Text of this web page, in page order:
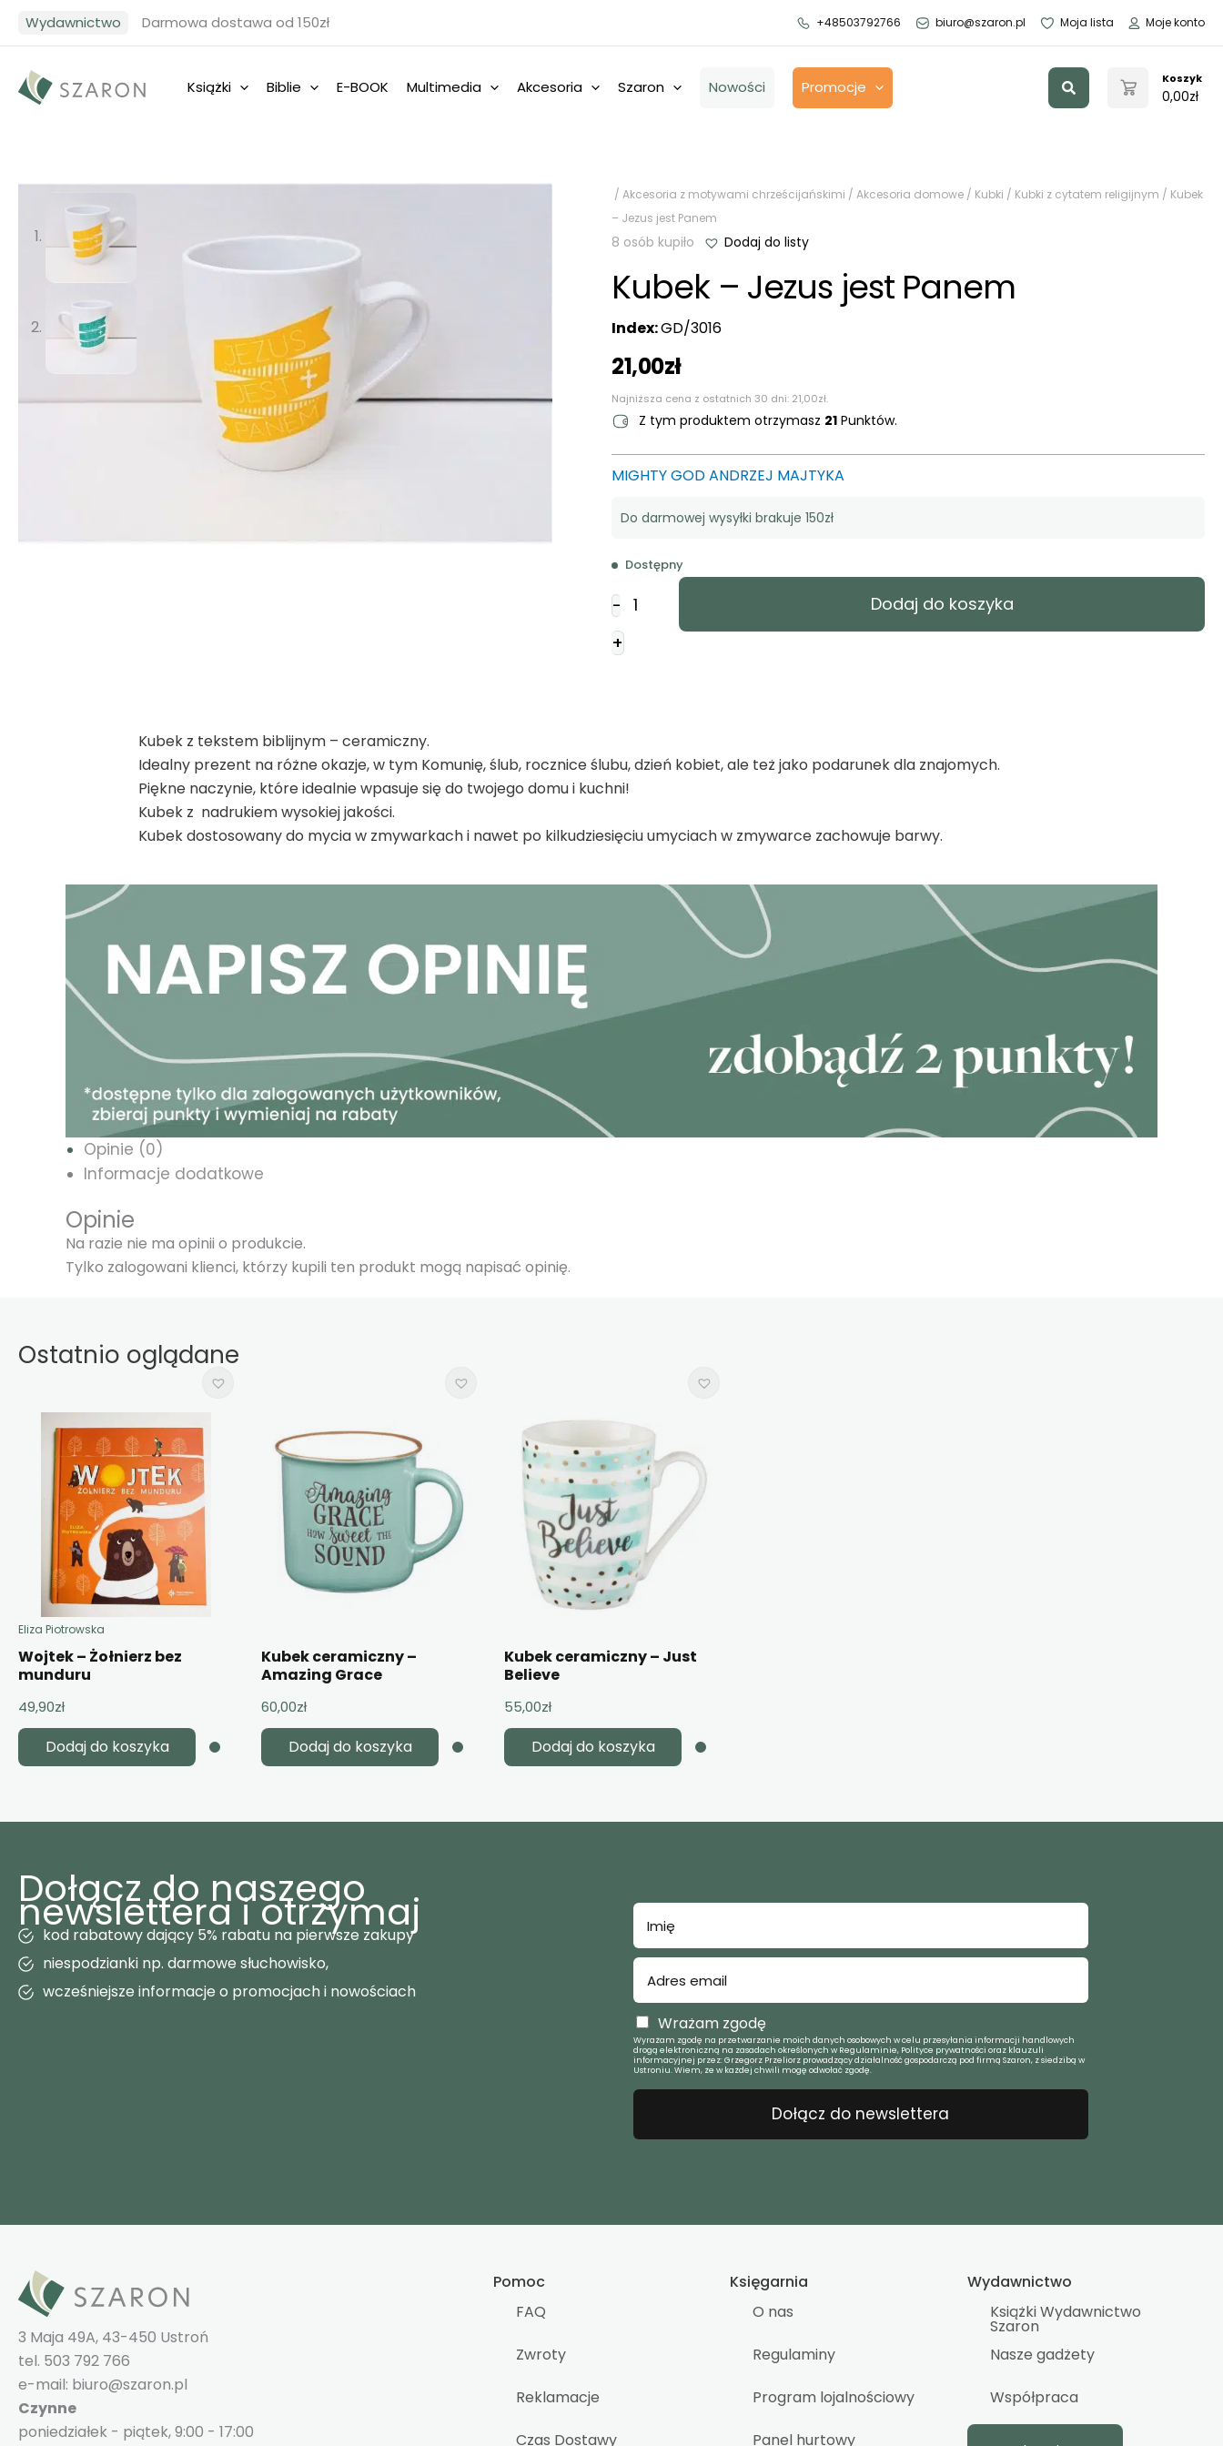
Wydawnictwo Darmowa dostawa od 150zł +48503792766 biuro@szaron.pl Moja lista Moje konto
Książki Biblie E-BOOK Multimedia Akcesoria Szaron Nowości Promocje Szukaj Koszyk
0,00zł
/ Akcesoria z motywami chrześcijańskimi / Akcesoria domowe / Kubki / Kubki z cytatem religijnym / Kubek
– Jezus jest Panem
8 osób kupiło Dodaj do listy
Kubek – Jezus jest Panem
Index:GD/3016
21,00zł
Najniższa cena z ostatnich 30 dni: 21,00zł.
Z tym produktem otrzymasz 21 Punktów.
MIGHTY GOD ANDRZEJ MAJTYKA
Do darmowej wysyłki brakuje 150zł
Dostępny
- Kubek
-
Jezus
+
Dodaj do koszyka
Kubek z tekstem biblijnym – ceramiczny.
Idealny prezent na różne okazje, w tym Komunię, ślub, rocznice ślubu, dzień kobiet, ale też jako podarunek dla znajomych.
Piękne naczynie, które idealnie wpasuje się do twojego domu i kuchni!
Kubek z nadrukiem wysokiej jakości.
Kubek dostosowany do mycia w zmywarkach i nawet po kilkudziesięciu umyciach w zmywarce zachowuje barwy.
Opinie (0)
Informacje dodatkowe
Opinie
Na razie nie ma opinii o produkcie.
Tylko zalogowani klienci, którzy kupili ten produkt mogą napisać opinię.
Ostatnio oglądane
Eliza Piotrowska
Wojtek – Żołnierz bez
munduru
49,90zł
Dodaj do koszyka
Kubek ceramiczny –
Amazing Grace
60,00zł
Dodaj do koszyka
Kubek ceramiczny – Just
Believe
55,00zł
Dodaj do koszyka
Dołącz do naszego
newslettera i otrzymaj
kod rabatowy dający 5% rabatu na pierwsze zakupy
niespodzianki np. darmowe słuchowisko,
wcześniejsze informacje o promocjach i nowościach
Wrażam zgodę
Wyrażam zgodę na przetwarzanie moich danych osobowych w celu przesyłania informacji handlowych
drogą elektroniczną na zasadach określonych w Regulaminie, Polityce prywatności oraz klauzuli
informacyjnej przez: Grzegorz Przeliorz prowadzący działalność gospodarczą pod firmą Szaron, z siedzibą w
Ustroniu. Wiem, że w każdej chwili mogę odwołać zgodę.
Dołącz do newslettera
3 Maja 49A, 43-450 Ustroń
tel. 503 792 766
e-mail: biuro@szaron.pl
Czynne
poniedziałek - piątek, 9:00 - 17:00
Pomoc
FAQ
Zwroty
Reklamacje
Czas Dostawy
Księgarnia
O nas
Regulaminy
Program lojalnościowy
Panel hurtowy
Wydawnictwo
Książki Wydawnictwo
Szaron
Nasze gadżety
Współpraca